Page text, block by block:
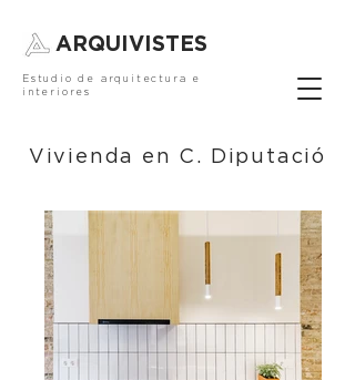
ARQUIVISTES
Estudio de arquitectura e
interiores
Vivienda en C. Diputació